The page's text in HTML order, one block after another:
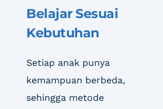
Belajar Sesuai
Kebutuhan
Setiap anak punya
kemampuan berbeda,
sehingga metode